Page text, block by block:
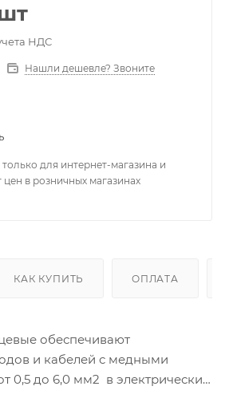
НДС
Нашли дешевле? Звоните
для интернет-магазина и
цен в розничных магазинах
КАК КУПИТЬ ОПЛАТА
обеспечивают
и кабелей с медными
0,5 до 6,0 мм2 в электрических